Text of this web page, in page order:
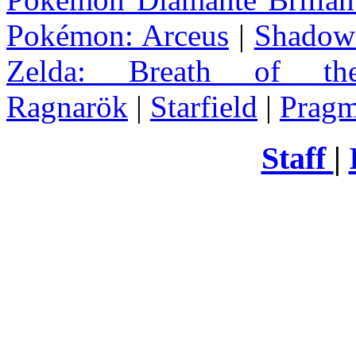
Pokémon: Arceus |
Zelda: Breath of
Ragnarök | Starfield |
Staff |